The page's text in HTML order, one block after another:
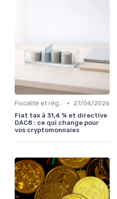
Fiscalité et réglementation •
27/04/2026
Flat tax à 31,4 % et directive
DAC8 : ce qui change pour
vos cryptomonnaies